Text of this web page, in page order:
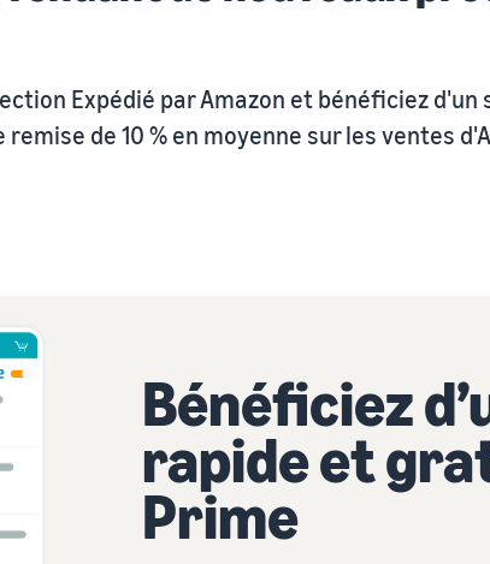
Expédié par Amazon et bénéficiez
de 10 % en moyenne sur les ventes
Bénéficiez
rapide et
Prime